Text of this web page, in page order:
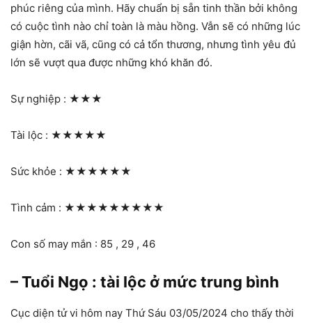
phúc riêng của mình. Hãy chuẩn bị sẵn tinh thần bởi không
có cuộc tình nào chỉ toàn là màu hồng. Vẫn sẽ có những lúc
giận hờn, cãi vã, cũng có cả tổn thương, nhưng tình yêu đủ
lớn sẽ vượt qua được những khó khăn đó.
Sự nghiệp : ★★★
Tài lộc : ★★★★★
Sức khỏe : ★★★★★★
Tình cảm : ★★★★★★★★★
Con số may mắn : 85 , 29 , 46
– Tuổi Ngọ : tài lộc ở mức trung bình
Cục diện tử vi hôm nay Thứ Sáu 03/05/2024 cho thấy thời